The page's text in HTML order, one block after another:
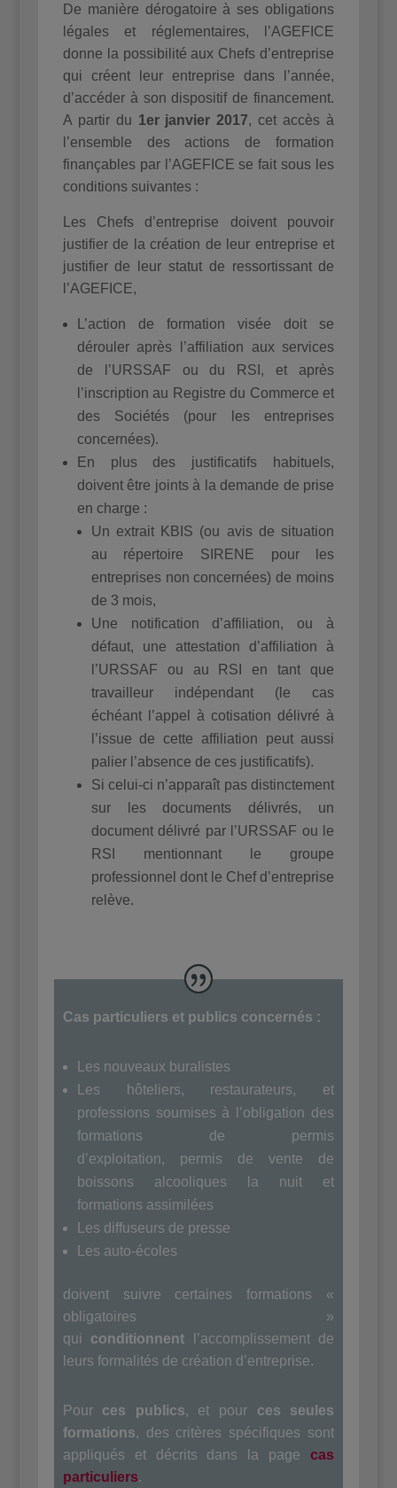
De manière dérogatoire à ses obligations
légales et réglementaires, l’AGEFICE
donne la possibilité aux Chefs d’entreprise
qui créent leur entreprise dans l’année,
d’accéder à son dispositif de financement.
A partir du 1er janvier 2017, cet accès à
l’ensemble des actions de formation
finançables par l’AGEFICE se fait sous les
conditions suivantes :
Les Chefs d’entreprise doivent pouvoir
justifier de la création de leur entreprise et
justifier de leur statut de ressortissant de
l’AGEFICE,
L’action de formation visée doit se
dérouler après l’affiliation aux services
de l’URSSAF ou du RSI, et après
l’inscription au Registre du Commerce et
des Sociétés (pour les entreprises
concernées).
En plus des justificatifs habituels,
doivent être joints à la demande de prise
en charge :
Un extrait KBIS (ou avis de situation
au répertoire SIRENE pour les
entreprises non concernées) de moins
de 3 mois,
Une notification d’affiliation, ou à
défaut, une attestation d’affiliation à
l’URSSAF ou au RSI en tant que
travailleur indépendant (le cas
échéant l’appel à cotisation délivré à
l’issue de cette affiliation peut aussi
palier l’absence de ces justificatifs).
Si celui-ci n’apparaît pas distinctement
sur les documents délivrés, un
document délivré par l’URSSAF ou le
RSI mentionnant le groupe
professionnel dont le Chef d’entreprise
relève.
Cas particuliers et publics concernés :
Les nouveaux buralistes
Les hôteliers, restaurateurs, et
professions soumises à l’obligation des
formations de permis
d’exploitation, permis de vente de
boissons alcooliques la nuit et
formations assimilées
Les diffuseurs de presse
Les auto-écoles
doivent suivre certaines formations «
obligatoires »
qui conditionnent
l’accomplissement de
leurs formalités de création d’entreprise.
Pour ces publics, et pour ces seules
formations, des critères spécifiques sont
appliqués et décrits dans la pagecas
particuliers.